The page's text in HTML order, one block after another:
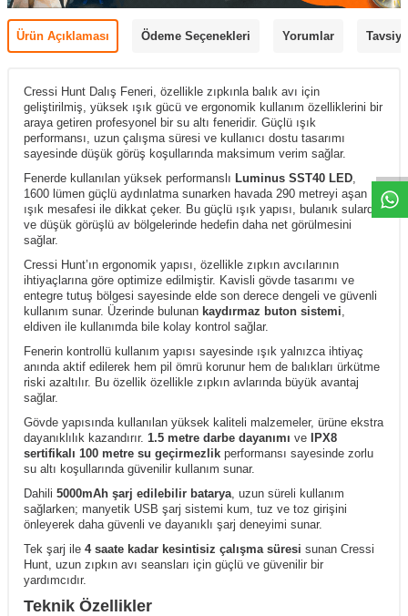
Ürün Açıklaması Ödeme Seçenekleri Yorumlar
Cressi Hunt Dalış Feneri, özellikle zıpkınla balık avı için
geliştirilmiş, yüksek ışık gücü ve ergonomik kullanım özelliklerini bir
araya getiren profesyonel bir su altı feneridir. Güçlü ışık
performansı, uzun çalışma süresi ve kullanıcı dostu tasarımı
sayesinde düşük görüş koşullarında maksimum verim sağlar.
Fenerde kullanılan yüksek performanslı Luminus SST40 LED
1600 lümen güçlü aydınlatma sunarken havada 290 metreyi aşan
ışık mesafesi ile dikkat çeker. Bu güçlü ışık yapısı, bulanık sularda
ve düşük görüşlü av bölgelerinde hedefin daha net görülmesini
sağlar.
Cressi Hunt’ın ergonomik yapısı, özellikle zıpkın avcılarının
ihtiyaçlarına göre optimize edilmiştir. Kavisli gövde tasarımı ve
entegre tutuş bölgesi sayesinde elde son derece dengeli ve güvenli
kullanım sunar. Üzerinde bulunan kaydırmaz buton sistemi
eldiven ile kullanımda bile kolay kontrol sağlar.
Fenerin kontrollü kullanım yapısı sayesinde ışık yalnızca ihtiyaç
anında aktif edilerek hem pil ömrü korunur hem de balıkları ürkütme
riski azaltılır. Bu özellik özellikle zıpkın avlarında büyük avantaj
sağlar.
Gövde yapısında kullanılan yüksek kaliteli malzemeler, ürüne ekstra
dayanıklılık kazandırır. 1.5 metre darbe dayanımı ve IPX8
sertifikalı 100 metre su geçirmezlik performansı sayesinde zorlu
su altı koşullarında güvenilir kullanım sunar.
Dahili 5000mAh şarj edilebilir batarya , uzun süreli kullanım
sağlarken; manyetik USB şarj sistemi kum, tuz ve toz girişini
önleyerek daha güvenli ve dayanıklı şarj deneyimi sunar.
Tek şarj ile 4 saate kadar kesintisiz çalışma süresi sunan Cressi
Hunt, uzun zıpkın avı seansları için güçlü ve güvenilir bir
yardımcıdır.
Teknik Özellikler